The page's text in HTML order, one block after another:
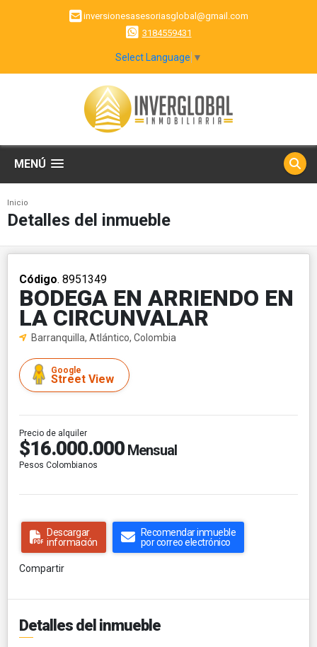
inversionesasesoriasglobal@gmail.com
3184559431
Select Language ▼
MENÚ
Inicio
Detalles del inmueble
Código. 8951349
BODEGA EN ARRIENDO EN
LA CIRCUNVALAR
Barranquilla, Atlántico, Colombia
Google
Street View
Precio de alquiler
$16.000.000 Mensual
Pesos Colombianos
Descargar
información
Recomendar inmueble
por correo electrónico
Compartir
Detalles del inmueble